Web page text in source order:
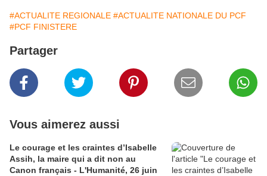
#ACTUALITE REGIONALE #ACTUALITE NATIONALE DU PCF
#PCF FINISTERE
Partager
Vous aimerez aussi
Le courage et les craintes d’Isabelle
Assih, la maire qui a dit non au
Canon français - L'Humanité, 26 juin